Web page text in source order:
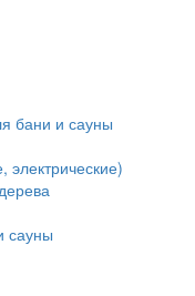
бани и сауны
сауны